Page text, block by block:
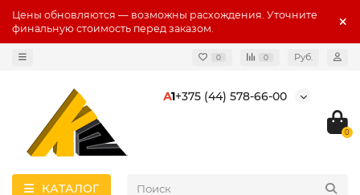
Цены обновляются — возможны расхождения. Уточните
финальную стоимость перед заказом.
0 0 Руб.
А1+375 (44) 578-66-00
0
КАТАЛОГ